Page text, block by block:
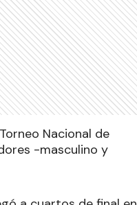
Nacional de
-masculino y